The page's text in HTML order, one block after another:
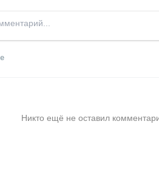
Никто ещё не оставил